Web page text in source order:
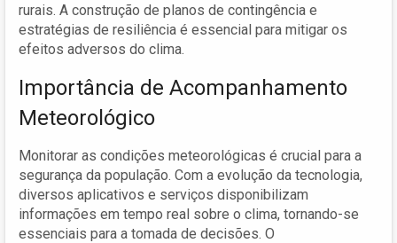
rurais. A construção de planos de contingência e
estratégias de resiliência é essencial para mitigar os
efeitos adversos do clima.
Importância de Acompanhamento
Meteorológico
Monitorar as condições meteorológicas é crucial para a
segurança da população. Com a evolução da tecnologia,
diversos aplicativos e serviços disponibilizam
informações em tempo real sobre o clima, tornando-se
essenciais para a tomada de decisões. O